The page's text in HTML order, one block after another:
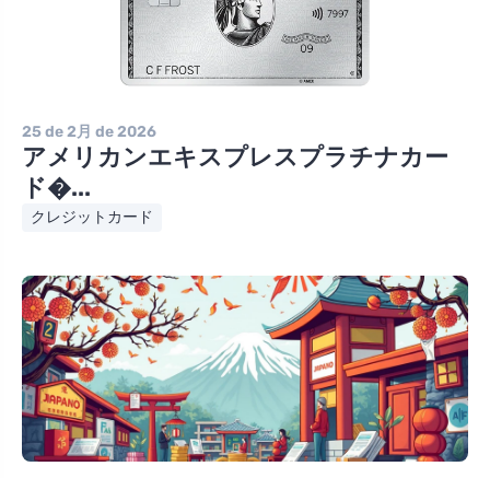
25 de 2月 de 2026
アメリカンエキスプレスプラチナカー
ド�...
クレジットカード